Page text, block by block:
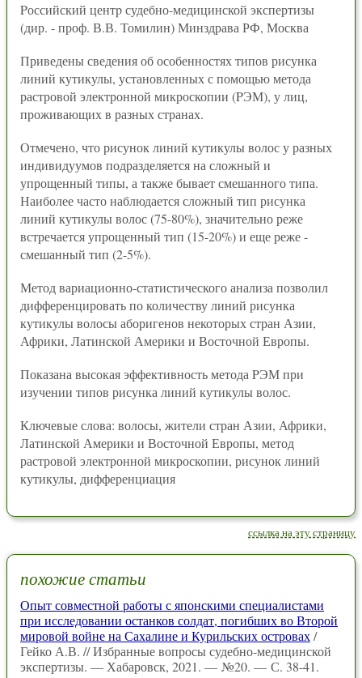
Pоссийский центp судебно-медицинской экспертизы
(дир. - проф. В.В. Томилин) Минздрава РФ, Москва
Приведены сведения об особенностях типов рисунка
линий кутикулы, установленных с помощью метода
растровой электронной микроскопии (PЭМ), у лиц,
проживающих в разных странах.
Отмечено, что рисунок линий кутикулы волос у разных
индивидуумов подразделяется на сложный и
упрощенный типы, а также бывает смешанного типа.
Наиболее часто наблюдается сложный тип рисунка
линий кутикулы волос (75-80%), значительно реже
встречается упрощенный тип (15-20%) и еще реже -
смешанный тип (2-5%).
Метод вариационно-статистического анализа позволил
дифференцировать по количеству линий рисунка
кутикулы волосы аборигенов некоторых стран Азии,
Африки, Латинской Америки и Восточной Европы.
Показана высокая эффективность метода PЭМ при
изучении типов рисунка линий кутикулы волос.
Ключевые слова: волосы, жители стран Азии, Африки,
Латинской Америки и Восточной Европы, метод
растровой электронной микроскопии, рисунок линий
кутикулы, дифференциация
ссылка на эту страницу
похожие статьи
Опыт совместной работы с японскими специалистами
при исследовании останков солдат, погибших во Второй
мировой войне на Сахалине и Курильских островах/
Гейко А.В. // Избранные вопросы судебно-медицинской
экспертизы. — Хабаровск, 2021. — №20. — С. 38-41.